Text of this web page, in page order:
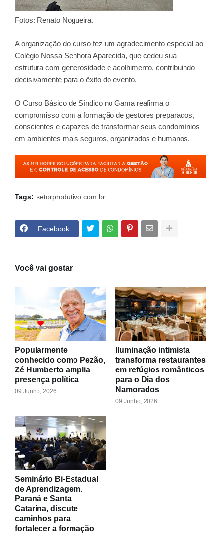
Fotos: Renato Nogueira.
A organização do curso fez um agradecimento especial ao
Colégio Nossa Senhora Aparecida, que cedeu sua
estrutura com generosidade e acolhimento, contribuindo
decisivamente para o êxito do evento.
O Curso Básico de Síndico no Gama reafirma o
compromisso com a formação de gestores preparados,
conscientes e capazes de transformar seus condomínios
em ambientes mais seguros, organizados e humanos.
Tags: setorprodutivo.com.br
Facebook
Você vai gostar
Popularmente
conhecido como Pezão,
Zé Humberto amplia
presença política
09 Junho, 2026
Iluminação intimista
transforma restaurantes
em refúgios românticos
para o Dia dos
Namorados
09 Junho, 2026
Seminário Bi-Estadual
de Aprendizagem,
Paraná e Santa
Catarina, discute
caminhos para
fortalecer a formação